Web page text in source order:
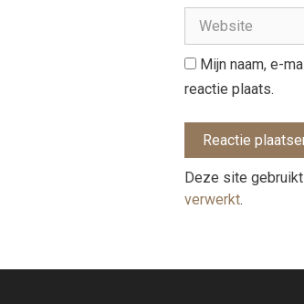
Mijn naam, e-
reactie plaats.
Deze site
verwerkt.